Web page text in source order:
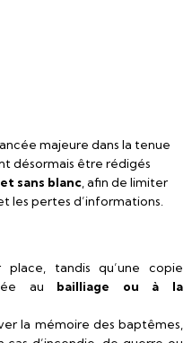
majeure dans la tenue
désormais être rédigés
sans blanc, afin de limiter
les pertes d’informations.
place, tandis qu’une copie
au bailliage ou à la
la mémoire des baptêmes,